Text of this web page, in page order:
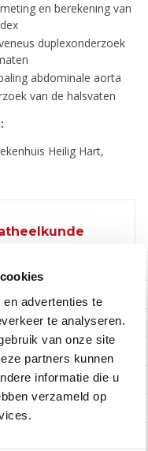
advertenties te
te analyseren.
van onze site
partners kunnen
informatie die u
verzameld op
en berekening van
duplexonderzoek
abdominale aorta
van de halsvaten
Heilig Hart,